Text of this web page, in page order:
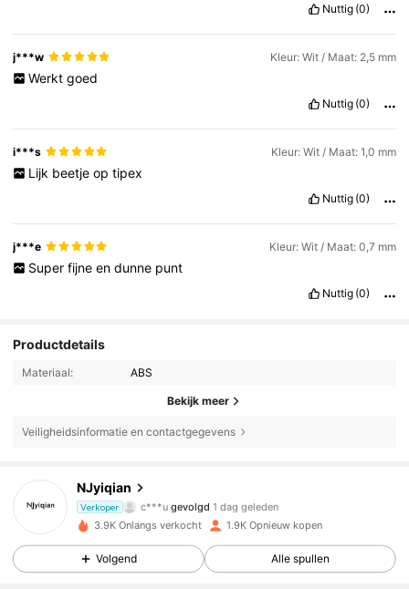
Nuttig (0)
j***w Kleur: Wit / Maat: 2,5 mm
Werkt goed
Nuttig (0)
i***s Kleur: Wit / Maat: 1,0 mm
Lijk beetje op tipex
Nuttig (0)
j***e Kleur: Wit / Maat: 0,7 mm
Super fijne en dunne punt
Nuttig (0)
Productdetails
Materiaal: ABS
Bekijk meer
Veiligheidsinformatie en contactgegevens
NJyiqian
Verkoper
4.85
1.7K Volgers
4.85 1.7K Volgers
3.9K Onlangs verkocht 1.9K Opnieuw kopen
Volgend Alle spullen